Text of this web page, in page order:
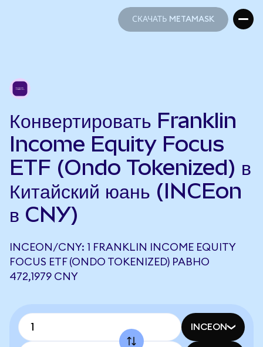
СКАЧАТЬ METAMASK
Конвертировать Franklin
Income Equity Focus
ETF (Ondo Tokenized) в
Китайский юань (INCEon
в CNY)
INCEON/CNY: 1 FRANKLIN INCOME EQUITY
FOCUS ETF (ONDO TOKENIZED) РАВНО
472,1979 CNY
INCEON